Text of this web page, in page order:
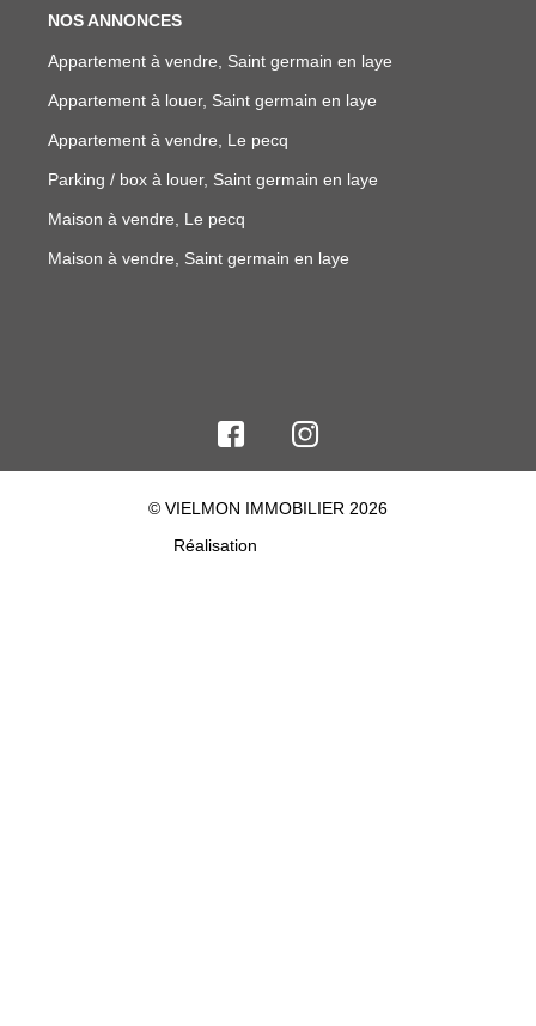
NOS ANNONCES
Appartement à vendre, Saint germain en laye
Appartement à louer, Saint germain en laye
Appartement à vendre, Le pecq
Parking / box à louer, Saint germain en laye
Maison à vendre, Le pecq
Maison à vendre, Saint germain en laye
© VIELMON IMMOBILIER 2026
Réalisation